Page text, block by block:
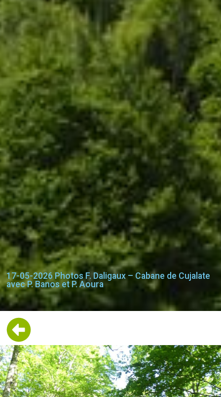
17-05-2026 Photos F. Daligaux – Cabane de Cujalate
avec P. Banos et P. Aoura